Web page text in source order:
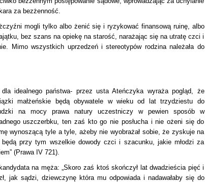
za bezżenność.
mogli tylko albo żenić się i ryzykować finansową ruinę, albo
bez szans na opiekę na starość, narażając się na utratę czci i
Mimo wszystkich uprzedzeń i stereotypów rodzina należała do
idealnego państwa- przez usta Ateńczyka wyraża pogląd, że
małżeńskie będą obywatele w wieku od lat trzydziestu do
na mocy prawa natury uczestniczy w pewien sposób w
uszczerbku, ten zaś kto go nie posłucha i nie ożeni się do
wynoszącą tyle a tyle, ażeby nie wyobrażał sobie, że zyskuje na
przy tym wszelkie dowody czci i szacunku, jakie młodzi za
(Prawa IV 721).
na męża: „Skoro zaś ktoś skończył lat dwadzieścia pięć i
jak sądzi, dziewczynę która mu odpowiada i nadawałaby się do